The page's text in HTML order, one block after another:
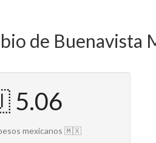
de Buenavista
mexicanos 🇲🇽